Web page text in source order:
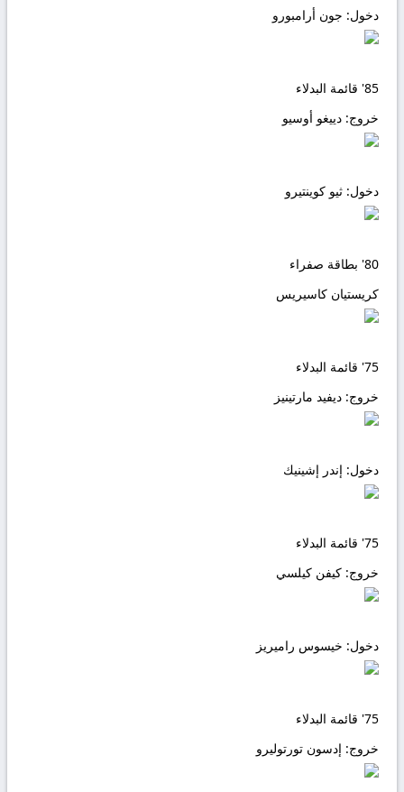
دخول: جون أرامبورو
85' قائمة البدلاء
خروج: دييغو أوسيو
دخول: ثيو كوينتيرو
80' بطاقة صفراء
كريستيان كاسيريس
75' قائمة البدلاء
خروج: ديفيد مارتينيز
دخول: إندر إشينيك
75' قائمة البدلاء
خروج: كيفن كيلسي
دخول: خيسوس راميريز
75' قائمة البدلاء
خروج: إدسون تورتوليرو